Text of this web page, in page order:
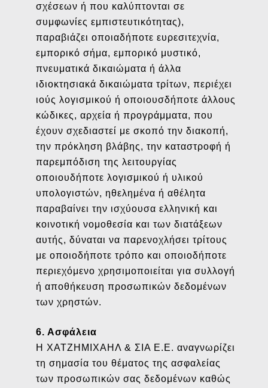
σχέσεων ή που καλύπτονται σε
συμφωνίες εμπιστευτικότητας),
παραβιάζει οποιαδήποτε ευρεσιτεχνία,
εμπορικό σήμα, εμπορικό μυστικό,
πνευματικά δικαιώματα ή άλλα
ιδιοκτησιακά δικαιώματα τρίτων, περιέχει
ιούς λογισμικού ή οποιουσδήποτε άλλους
κώδικες, αρχεία ή προγράμματα, που
έχουν σχεδιαστεί με σκοπό την διακοπή,
την πρόκληση βλάβης, την καταστροφή ή
παρεμπόδιση της λειτουργίας
οποιουδήποτε λογισμικού ή υλικού
υπολογιστών, ηθελημένα ή αθέλητα
παραβαίνει την ισχύουσα ελληνική και
κοινοτική νομοθεσία και των διατάξεων
αυτής, δύναται να παρενοχλήσει τρίτους
με οποιοδήποτε τρόπο και οποιοδήποτε
περιεχόμενο χρησιμοποιείται για συλλογή
ή αποθήκευση προσωπικών δεδομένων
των χρηστών.
6. Ασφάλεια
Η ΧΑΤΖΗΜΙΧΑΗΛ & ΣΙΑ Ε.Ε. αναγνωρίζει
τη σημασία του θέματος της ασφαλείας
των προσωπικών σας δεδομένων καθώς